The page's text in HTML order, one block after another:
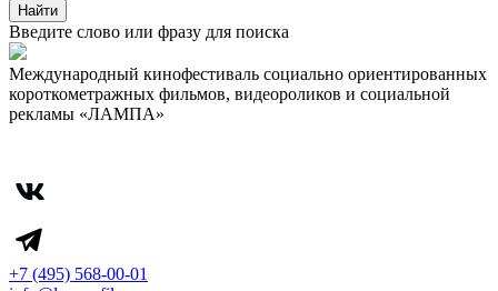
Найти
Введите слово или фразу для поиска
Международный кинофестиваль социально ориентированных
короткометражных фильмов, видеороликов и социальной
рекламы «ЛАМПА»
+7 (495) 568-00-01